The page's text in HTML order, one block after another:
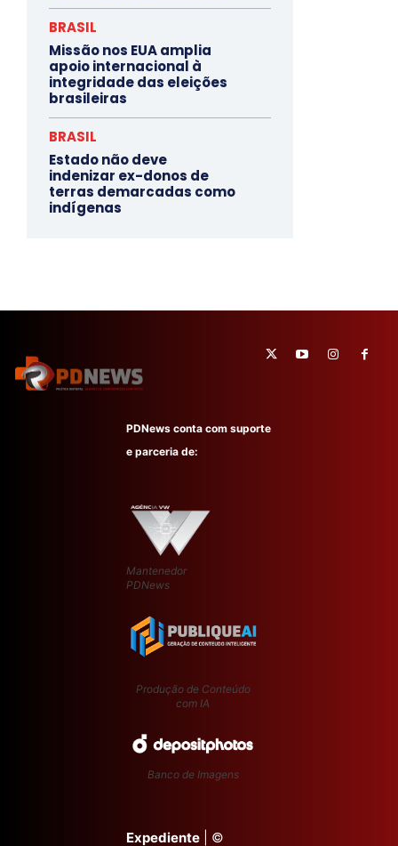
BRASIL
Missão nos EUA amplia
apoio internacional à
integridade das eleições
brasileiras
BRASIL
Estado não deve
indenizar ex-donos de
terras demarcadas como
indígenas
PDNews conta com suporte
e parceria de:
Mantenedor
PDNews
Produção de Conteúdo
com IA
Banco de Imagens
Expediente | ©